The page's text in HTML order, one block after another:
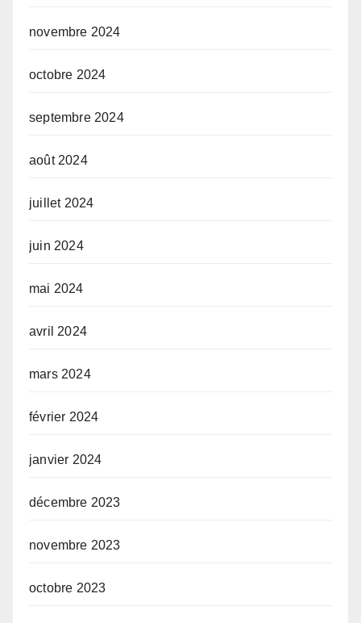
novembre 2024
octobre 2024
septembre 2024
août 2024
juillet 2024
juin 2024
mai 2024
avril 2024
mars 2024
février 2024
janvier 2024
décembre 2023
novembre 2023
octobre 2023